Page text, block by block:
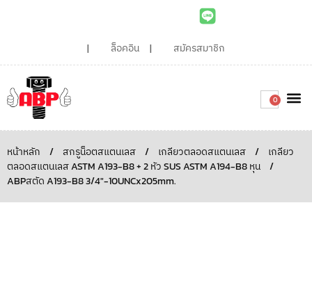
ล็อคอิน สมัครสมาชิก
0
หน้าหลัก / สกรูน็อตสแตนเลส / เกลียวตลอดสแตนเลส /
เกลียว
ตลอดสแตนเลส ASTM A193-B8 + 2 หัว SUS ASTM A194-B8 หุน
/
ABPสตัด A193-B8 3/4″-10UNCx205mm.